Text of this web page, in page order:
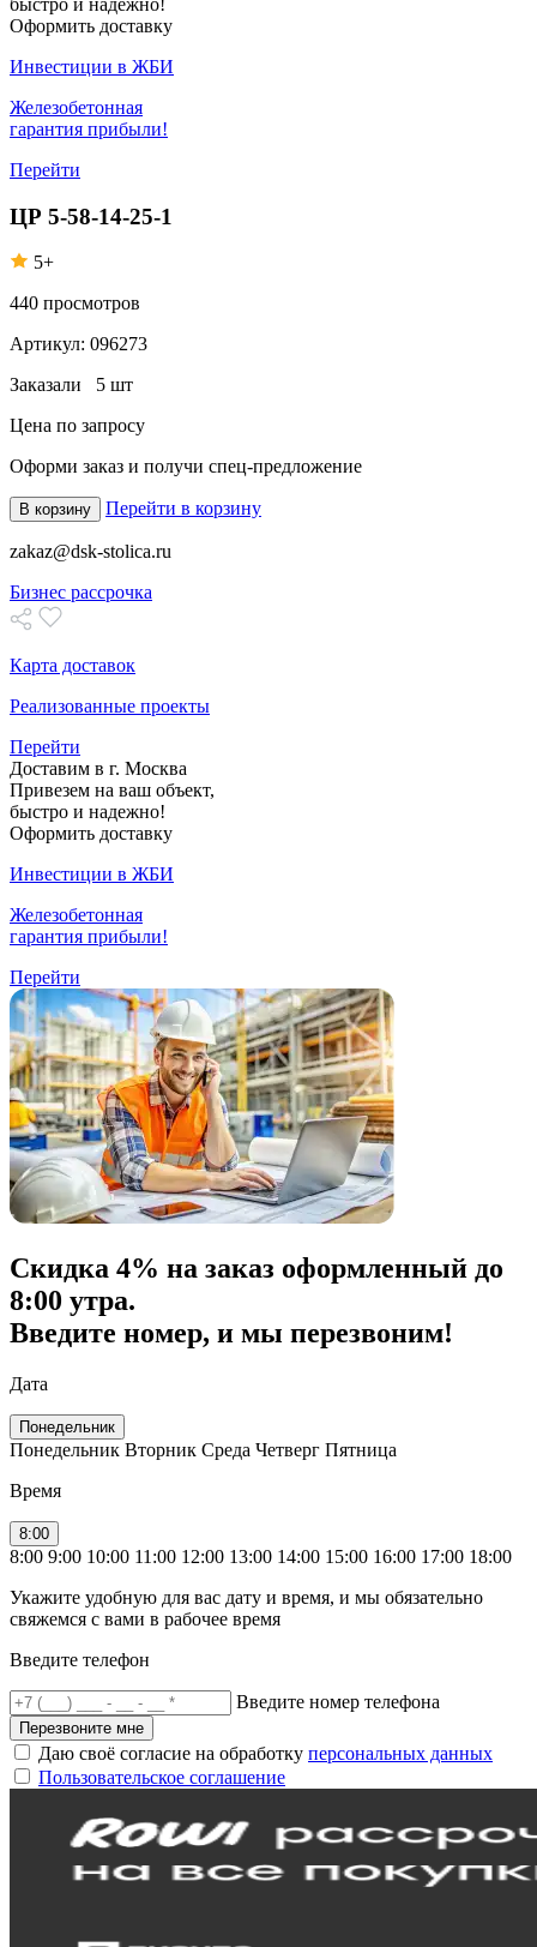
Оформить доставку
Инвестиции в ЖБИ
Железобетонная
гарантия прибыли!
Перейти
ЦР 5-58-14-25-1
5+
440 просмотров
Артикул: 096273
Заказали 5 шт
Цена по запросу
Оформи заказ и получи спец-предложение
В корзину Перейти в корзину
zakaz@dsk-stolica.ru
Бизнес рассрочка
Карта доставок
Реализованные проекты
Перейти
Доставим в г. Москва
Привезем на ваш объект,
быстро и надежно!
Оформить доставку
Инвестиции в ЖБИ
Железобетонная
гарантия прибыли!
Перейти
Скидка 4% на заказ оформленный до
8:00 утра.
Введите номер, и мы перезвоним!
Дата
Понедельник
Понедельник Вторник Среда Четверг Пятница
Время
8:00
8:00 9:00 10:00 11:00 12:00 13:00 14:00 15:00 16:00 17:00 18:00
Укажите удобную для вас дату и время, и мы обязательно
свяжемся с вами в рабочее время
Введите телефон
Введите номер телефона
Перезвоните мне
Даю своё согласие на обработку персональных данных
Пользовательское соглашение